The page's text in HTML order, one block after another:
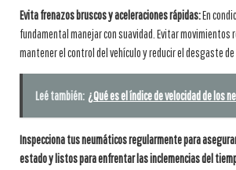
Evita frenazos bruscos y aceleraciones rápidas:En
fundamental manejar con suavidad. Evitar movimientos
mantener el control del vehículo y reducir el desgaste
Leé también: ¿Qué es el índice de velocidad de los
Inspecciona tus neumáticos regularmente para
estado y listos para enfrentar las inclemencias del